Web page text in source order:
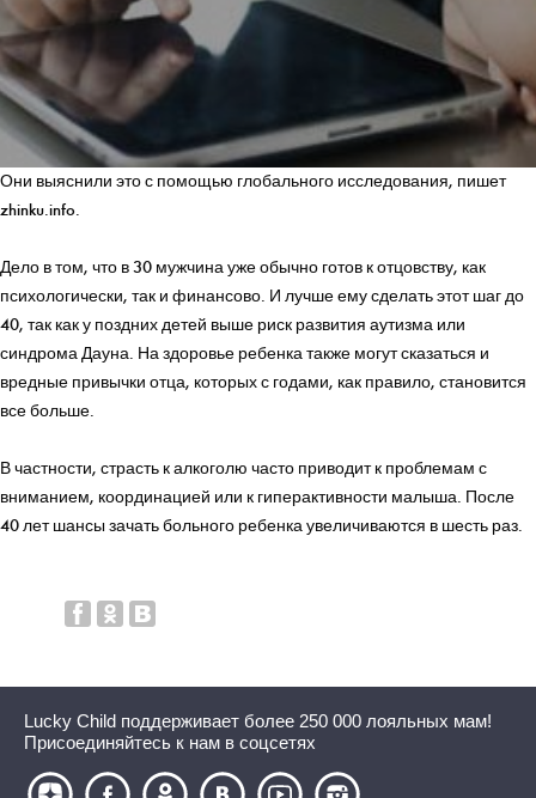
Они выяснили это с помощью глобального исследования, пишет
zhinku.info.
Дело в том, что в 30 мужчина уже обычно готов к отцовству, как
психологически, так и финансово. И лучше ему сделать этот шаг до
40, так как у поздних детей выше риск развития аутизма или
синдрома Дауна. На здоровье ребенка также могут сказаться и
вредные привычки отца, которых с годами, как правило, становится
все больше.
В частности, страсть к алкоголю часто приводит к проблемам с
вниманием, координацией или к гиперактивности малыша. После
40 лет шансы зачать больного ребенка увеличиваются в шесть раз.
Lucky Child поддерживает более 250 000 лояльных мам!
Присоединяйтесь к нам в соцсетях